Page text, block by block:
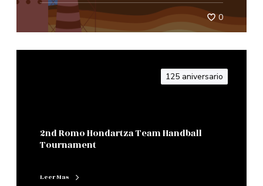
0
125 aniversario
2nd Romo Hondartza Team Handball
Tournament
Leer Mas